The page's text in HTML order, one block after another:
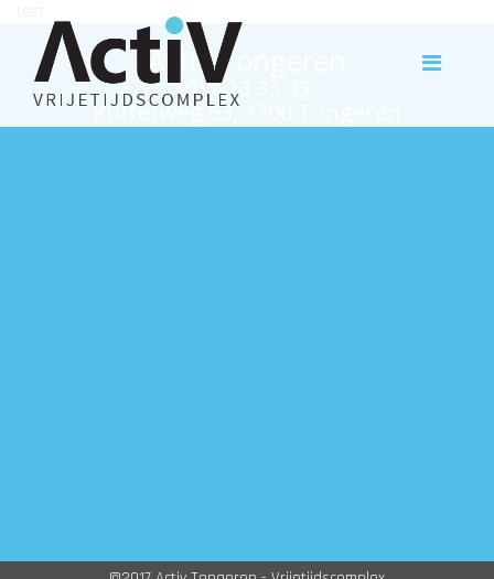
Activ Tongeren
012 23 33 43
Rutterweg 63, 3700 Tongeren